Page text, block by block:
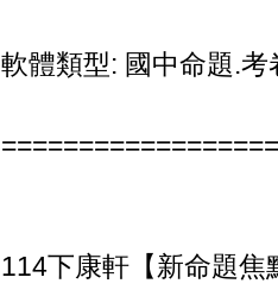
軟體類型: 國中命題.考
114下康軒【新命題焦